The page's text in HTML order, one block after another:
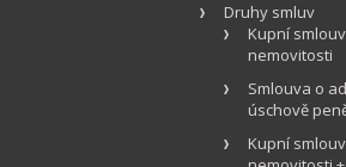
Druhy smluv
Kupní
nemovitosti
Smlouva o
úschově
Kupní